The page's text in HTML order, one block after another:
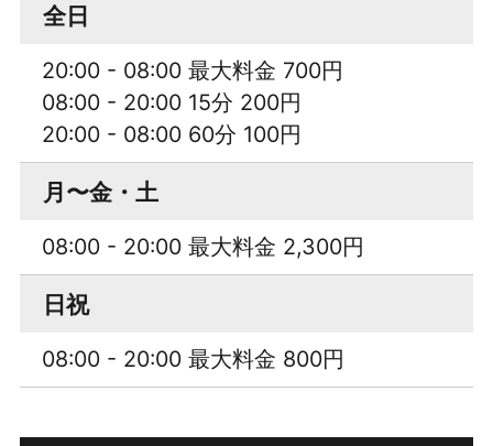
全日
20:00 - 08:00 最大料金 700円
08:00 - 20:00 15分 200円
20:00 - 08:00 60分 100円
月〜金・土
08:00 - 20:00 最大料金 2,300円
日祝
08:00 - 20:00 最大料金 800円